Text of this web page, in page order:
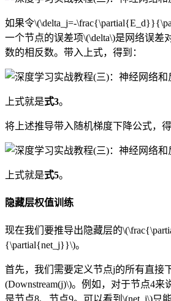
如果令\(\delta_j=-
一个节点的误差项\(\delta\)是网络误差
数的相反数。带入上式，得到：
上式就是式3。
将上述推导带入随机梯度下降公式，得
上式就是式5。
隐藏层权值训练
现在我们要推导出隐藏层的
{\partial{net_j}}\)。
首先，我们需要定义节点j的所有直接
(Downstream(j)\)。例如，对于节点4来